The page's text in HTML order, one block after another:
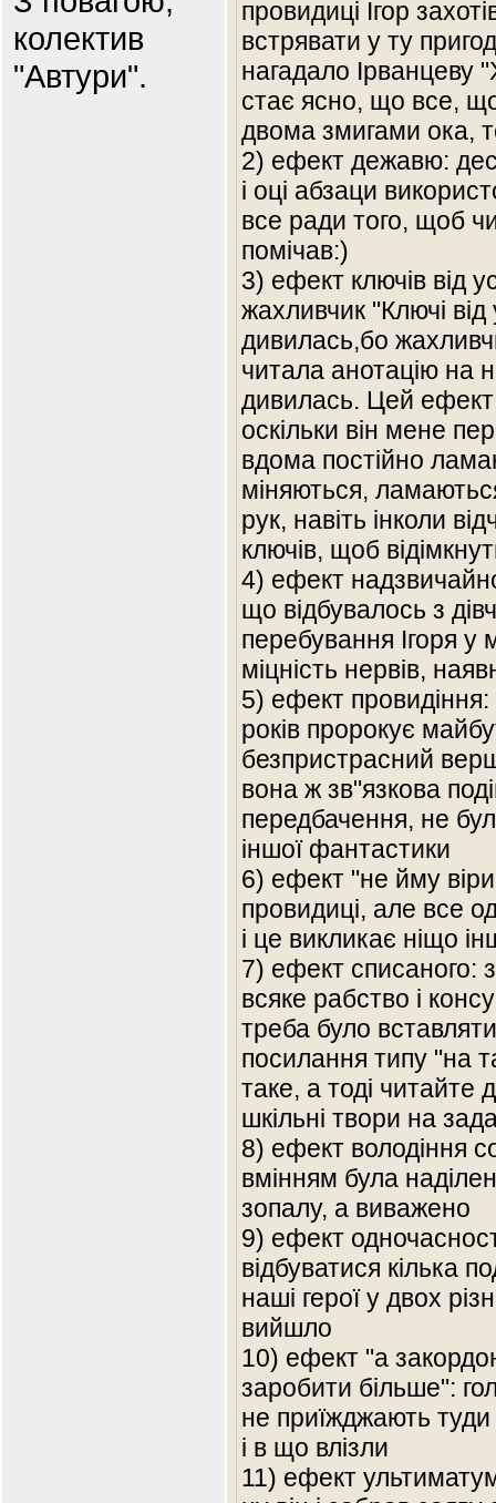
колектив
"Автури".
провидиці Ігор
встрявати у ту
нагадало Ірванцеву
стає ясно, що все,
двома змигами ока,
2) ефект дежавю:
і оці абзаци
все ради того, щоб
помічав:)
3) ефект ключів від
жахливчик "Ключі
дивилась,бо
читала анотацію на
дивилась. Цей
оскільки він мене
вдома постійно
міняються,
рук, навіть інколи
ключів, щоб
4) ефект
що відбувалось з
перебування Ігоря у
міцність нервів,
5) ефект
років пророкує
безпристрасний
вона ж зв"язкова
передбачення, не
іншої фантастики
6) ефект "не йму
провидиці, але все
і це викликає ніщо
7) ефект списаного:
всяке рабство і
треба було
посилання типу "на
таке, а тоді читайте
шкільні твори на
8) ефект володіння
вмінням була
зопалу, а виважено
9) ефект
відбуватися кілька
наші герої у двох
вийшло
10) ефект "а
заробити більше":
не приїжджають туди
і в що влізли
11) ефект